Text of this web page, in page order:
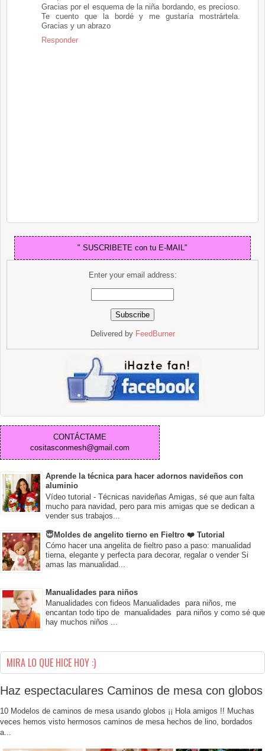
Gracias por el esquema de la niña bordando, es precioso.
Te cuento que la bordé y me gustaría mostrártela.
Gracias y un abrazo
Responder
" SUSCRIBETE con tu E-MAIL"
Enter your email address:
Delivered by FeedBurner
CONTÁCTAME
cositasconmesh@gmail.com
Aprende la técnica para hacer adornos navideños con
aluminio
Vídeo tutorial - Técnicas navideñas Amigas, sé que aun falta
mucho para navidad, pero para mis amigas que se dedican a
vender sus trabajos...
😇Moldes de angelito tierno en Fieltro ❤️ Tutorial
Cómo hacer una angelita de fieltro paso a paso: manualidad
tierna, elegante y perfecta para decorar, regalar o vender Si
amas las manualidad...
Manualidades para niños
Manualidades con fideos Manualidades para niños, me
encantan todo tipo de manualidades para niños y como sé que
hay muchos niños ...
MIRA LO QUE HICE HOY :)
Haz espectaculares Caminos de mesa con globos
10 Modelos de caminos de mesa usando globos ¡¡ Hola amigos !! Muchas
veces hemos visto hermosos caminos de mesa hechos de lino, bordados
a...